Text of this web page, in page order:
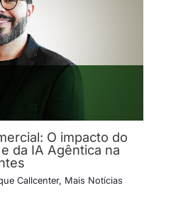
O impacto do
da IA Agêntica na
Callcenter, Mais Notícias